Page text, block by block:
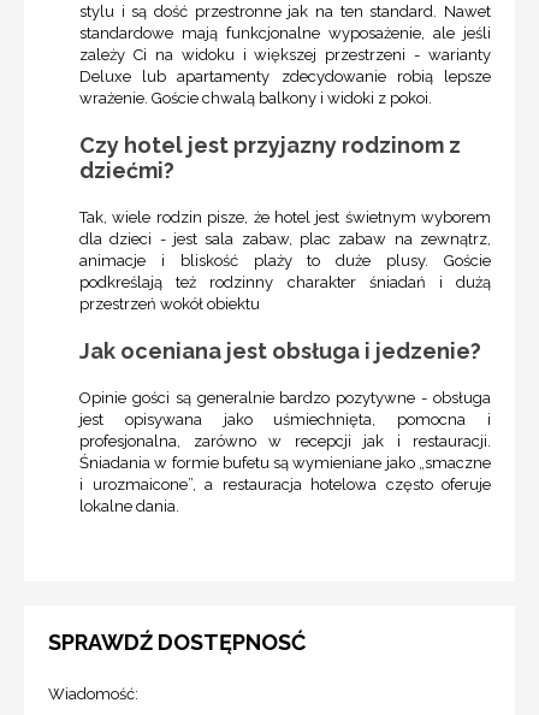
stylu i są dość przestronne jak na ten standard. Nawet
standardowe mają funkcjonalne wyposażenie, ale jeśli
zależy Ci na widoku i większej przestrzeni - warianty
Deluxe lub apartamenty zdecydowanie robią lepsze
wrażenie. Goście chwalą balkony i widoki z pokoi.
Czy hotel jest przyjazny rodzinom z
dziećmi?
Tak, wiele rodzin pisze, że hotel jest świetnym wyborem
dla dzieci - jest sala zabaw, plac zabaw na zewnątrz,
animacje i bliskość plaży to duże plusy. Goście
podkreślają też rodzinny charakter śniadań i dużą
przestrzeń wokół obiektu
Jak oceniana jest obsługa i jedzenie?
Opinie gości są generalnie bardzo pozytywne - obsługa
jest opisywana jako uśmiechnięta, pomocna i
profesjonalna, zarówno w recepcji jak i restauracji.
Śniadania w formie bufetu są wymieniane jako „smaczne
i urozmaicone”, a restauracja hotelowa często oferuje
lokalne dania.
SPRAWDŹ DOSTĘPNOSĆ
Wiadomość: